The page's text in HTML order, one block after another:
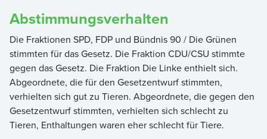
Abstimmungsverhalten
Die Fraktionen SPD, FDP und Bündnis 90 / Die Grünen
stimmten für das Gesetz. Die Fraktion CDU/CSU stimmte
gegen das Gesetz. Die Fraktion Die Linke enthielt sich.
Abgeordnete, die für den Gesetzentwurf stimmten,
verhielten sich gut zu Tieren. Abgeordnete, die gegen den
Gesetzentwurf stimmten, verhielten sich schlecht zu
Tieren, Enthaltungen waren eher schlecht für Tiere.